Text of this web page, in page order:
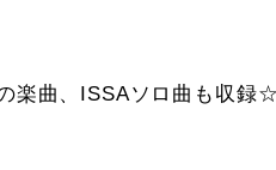
楽曲、ISSAソロ曲も収録